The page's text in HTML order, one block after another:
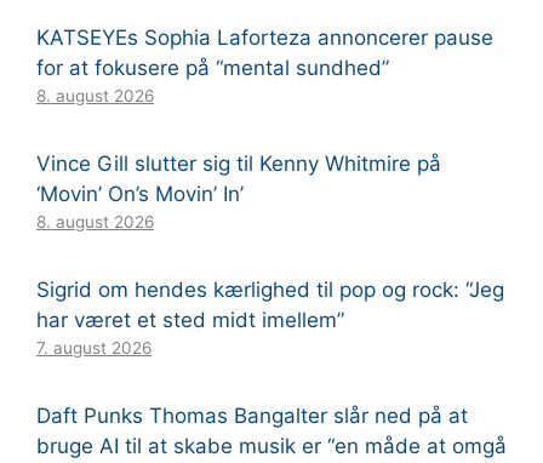
KATSEYEs Sophia Laforteza annoncerer pause
for at fokusere på “mental sundhed”
8. august 2026
Vince Gill slutter sig til Kenny Whitmire på
‘Movin’ On’s Movin’ In’
8. august 2026
Sigrid om hendes kærlighed til pop og rock: “Jeg
har været et sted midt imellem”
7. august 2026
Daft Punks Thomas Bangalter slår ned på at
bruge AI til at skabe musik er “en måde at omgå